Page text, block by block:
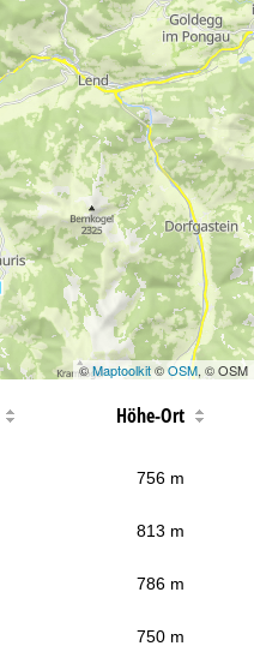
©Maptoolkit©OSM, © OSM
Höhe-Ort
756 m
813 m
786 m
750 m